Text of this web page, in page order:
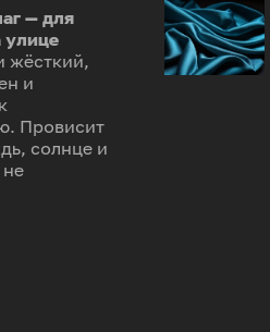
— для
улице
жёсткий,
и
Провисит
солнце и